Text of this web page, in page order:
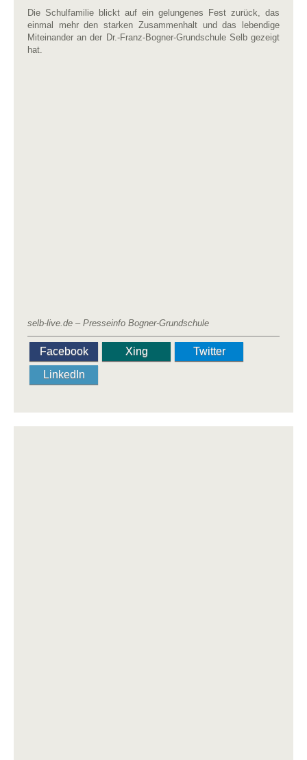
Die Schulfamilie blickt auf ein gelungenes Fest zurück, das
einmal mehr den starken Zusammenhalt und das lebendige
Miteinander an der Dr.-Franz-Bogner-Grundschule Selb gezeigt
hat.
selb-live.de – Presseinfo Bogner-Grundschule
Facebook Xing
Twitter
LinkedIn